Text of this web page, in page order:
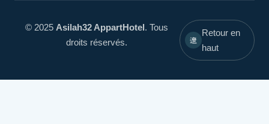
© 2025 Asilah32 AppartHotel. Tous
droits réservés.
Retour en
haut